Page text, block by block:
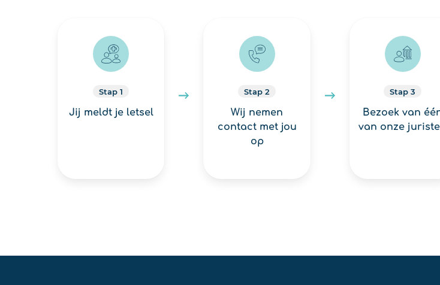
Stap 1
Jij meldt je letsel
Stap 2
Wij nemen
contact met jou
op
Stap 3
Bezoek van
van onze